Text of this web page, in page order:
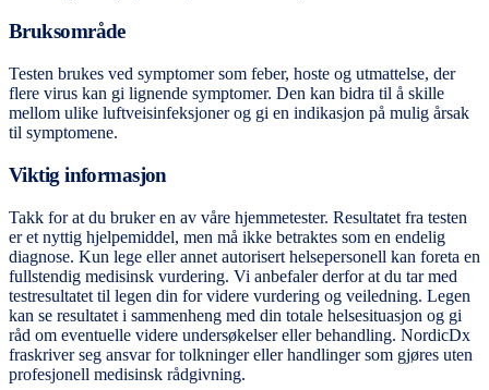
Bruksområde
Testen brukes ved symptomer som feber, hoste og utmattelse, der
flere virus kan gi lignende symptomer. Den kan bidra til å skille
mellom ulike luftveisinfeksjoner og gi en indikasjon på mulig årsak
til symptomene.
Viktig informasjon
Takk for at du bruker en av våre hjemmetester. Resultatet fra testen
er et nyttig hjelpemiddel, men må ikke betraktes som en endelig
diagnose. Kun lege eller annet autorisert helsepersonell kan foreta en
fullstendig medisinsk vurdering. Vi anbefaler derfor at du tar med
testresultatet til legen din for videre vurdering og veiledning. Legen
kan se resultatet i sammenheng med din totale helsesituasjon og gi
råd om eventuelle videre undersøkelser eller behandling. NordicDx
fraskriver seg ansvar for tolkninger eller handlinger som gjøres uten
profesjonell medisinsk rådgivning.